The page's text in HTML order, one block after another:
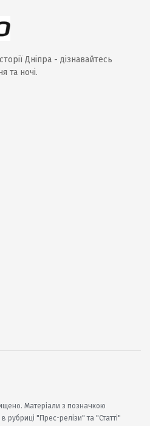
Дніпра - дізнавайтесь
та ночі.
Матеріали з позначкою
"Прес-релізи" та "Статті"